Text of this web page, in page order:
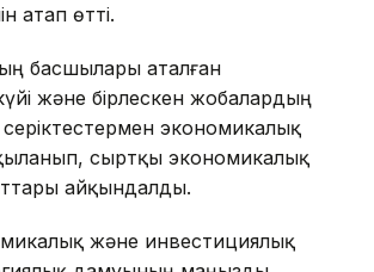
атап өтті.
басшылары аталған
және бірлескен жобалардың
экономикалық
сыртқы экономикалық
айқындалды.
және инвестициялық